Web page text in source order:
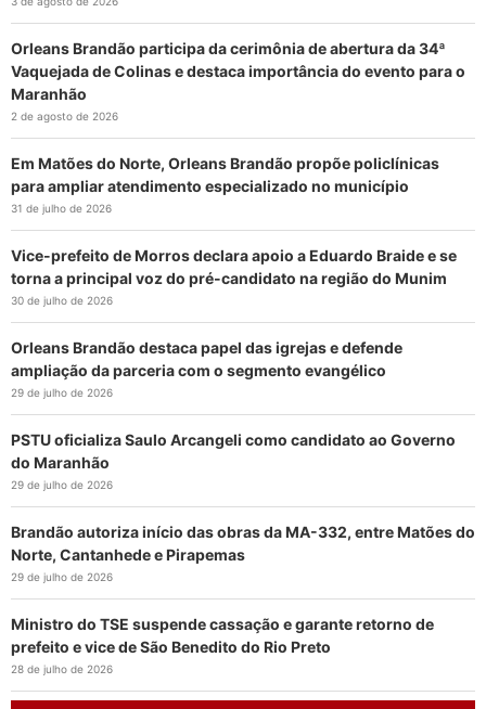
Orleans Brandão participa da cerimônia de abertura da 34ª
Vaquejada de Colinas e destaca importância do evento para o
Maranhão
2 de agosto de 2026
Em Matões do Norte, Orleans Brandão propõe policlínicas
para ampliar atendimento especializado no município
31 de julho de 2026
Vice-prefeito de Morros declara apoio a Eduardo Braide e se
torna a principal voz do pré-candidato na região do Munim
30 de julho de 2026
Orleans Brandão destaca papel das igrejas e defende
ampliação da parceria com o segmento evangélico
29 de julho de 2026
PSTU oficializa Saulo Arcangeli como candidato ao Governo
do Maranhão
29 de julho de 2026
Brandão autoriza início das obras da MA-332, entre Matões do
Norte, Cantanhede e Pirapemas
29 de julho de 2026
Ministro do TSE suspende cassação e garante retorno de
prefeito e vice de São Benedito do Rio Preto
28 de julho de 2026